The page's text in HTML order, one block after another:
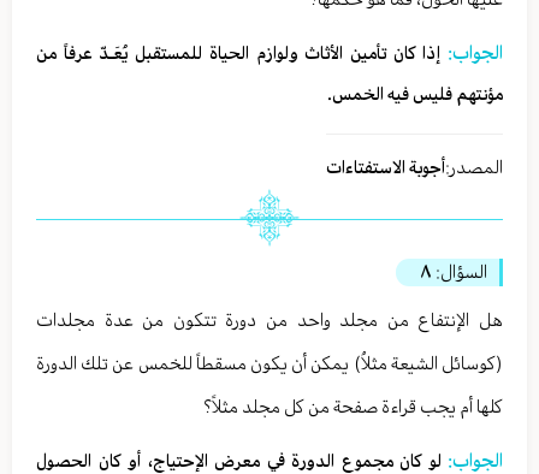
الجواب: إذا كان تأمين الأثاث ولوازم الحياة للمستقبل يُعَـدّ عرفاً من
مؤنتهم فليس فيه الخمس.
المصدر:أجوبة الاستفتاءات
السؤال: ٨
هل الإنتفاع من مجلد واحد من دورة تتكون من عدة مجلدات
(كوسائل الشيعة مثلاُ) يمكن أن يكون مسقطاً للخمس عن تلك الدورة
كلها أم يجب قراءة صفحة من كل مجلد مثلاً؟
الجواب: لو كان مجموع الدورة في معرض الإحتياج، أو كان الحصول